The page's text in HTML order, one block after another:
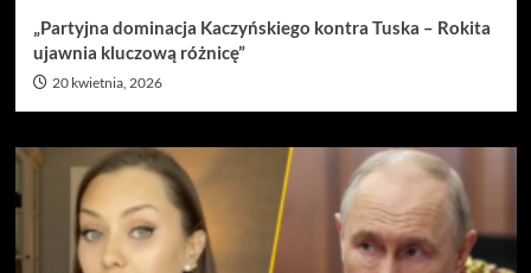
„Partyjna dominacja Kaczyńskiego kontra Tuska – Rokita
ujawnia kluczową różnicę”
20 kwietnia, 2026